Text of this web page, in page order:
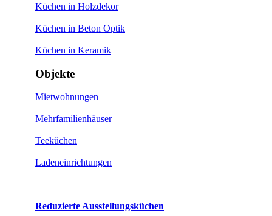
Küchen in Holzdekor
Küchen in Beton Optik
Küchen in Keramik
Objekte
Mietwohnungen
Mehrfamilienhäuser
Teeküchen
Ladeneinrichtungen
Reduzierte Ausstellungsküchen